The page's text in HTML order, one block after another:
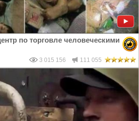
по торговле человеческими
3 015 156 111 055